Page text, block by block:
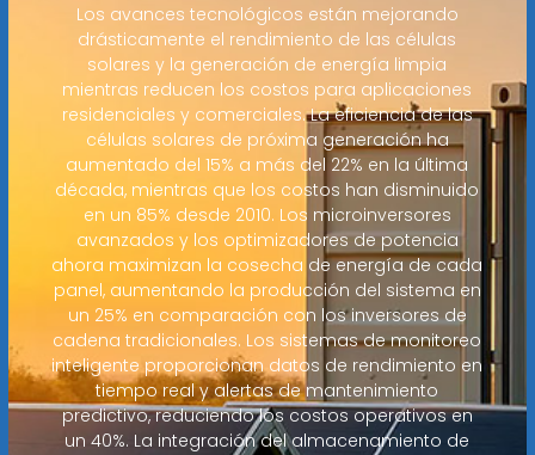
Los avances tecnológicos están mejorando
drásticamente el rendimiento de las células
solares y la generación de energía limpia
mientras reducen los costos para aplicaciones
residenciales y comerciales. La eficiencia de las
células solares de próxima generación ha
aumentado del 15% a más del 22% en la última
década, mientras que los costos han disminuido
en un 85% desde 2010. Los microinversores
avanzados y los optimizadores de potencia
ahora maximizan la cosecha de energía de cada
panel, aumentando la producción del sistema en
un 25% en comparación con los inversores de
cadena tradicionales. Los sistemas de monitoreo
inteligente proporcionan datos de rendimiento en
tiempo real y alertas de mantenimiento
predictivo, reduciendo los costos operativos en
un 40%. La integración del almacenamiento de